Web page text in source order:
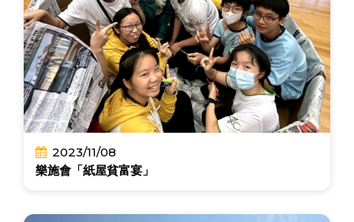
2023/11/08
樂施會「紙屋貧富宴」